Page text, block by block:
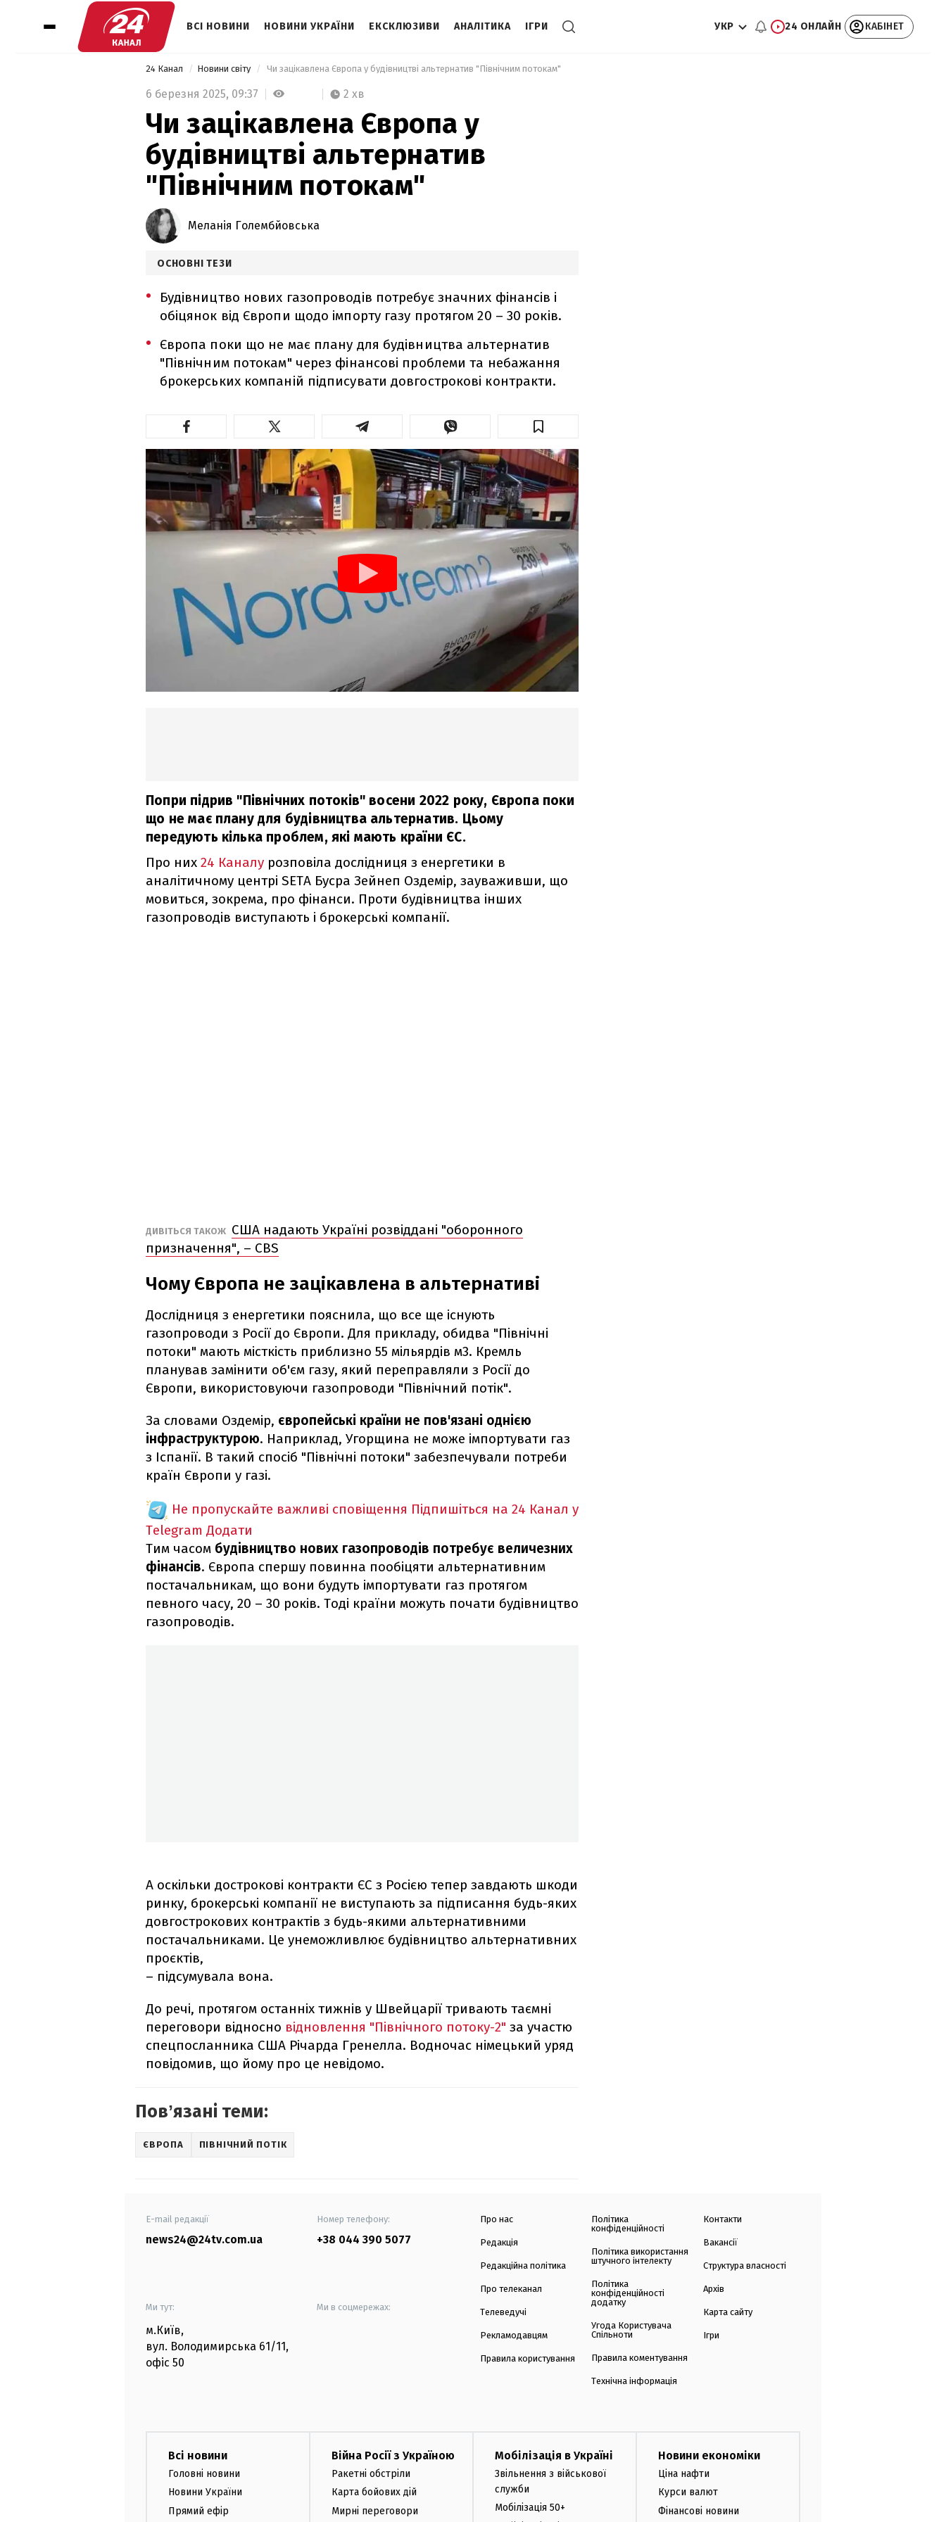
ВСІ НОВИНИ НОВИНИ УКРАЇНИ ЕКСКЛЮЗИВИ АНАЛІТИКА ІГРИ УКР 24 ОНЛАЙН КАБІНЕТ
24 Канал Новини світу Чи зацікавлена Європа у будівництві альтернатив "Північним потокам"
6 березня 2025, 09:37 2 хв
Чи зацікавлена Європа у
будівництві альтернатив
"Північним потокам"
Меланія Голембйовська
ОСНОВНІ ТЕЗИ
Будівництво нових газопроводів потребує значних фінансів і
обіцянок від Європи щодо імпорту газу протягом 20 – 30 років.
Європа поки що не має плану для будівництва альтернатив
"Північним потокам" через фінансові проблеми та небажання
брокерських компаній підписувати довгострокові контракти.
Попри підрив "Північних потоків" восени 2022 року, Європа поки
що не має плану для будівництва альтернатив. Цьому
передують кілька проблем, які мають країни ЄС.
Про них 24 Каналу розповіла дослідниця з енергетики в
аналітичному центрі SETA Бусра Зейнеп Оздемір, зауваживши, що
мовиться, зокрема, про фінанси. Проти будівництва інших
газопроводів виступають і брокерські компанії.
ДИВІТЬСЯ ТАКОЖ США надають Україні розвіддані "оборонного
призначення", – CBS
Чому Європа не зацікавлена в альтернативі
Дослідниця з енергетики пояснила, що все ще існують
газопроводи з Росії до Європи. Для прикладу, обидва "Північні
потоки" мають місткість приблизно 55 мільярдів м3. Кремль
планував замінити об'єм газу, який переправляли з Росії до
Європи, використовуючи газопроводи "Північний потік".
За словами Оздемір, європейські країни не пов'язані однією
інфраструктурою. Наприклад, Угорщина не може імпортувати газ
з Іспанії. В такий спосіб "Північні потоки" забезпечували потреби
країн Європи у газі.
Не пропускайте важливі сповіщення Підпишіться на 24 Канал у
Telegram Додати
Тим часом будівництво нових газопроводів потребує величезних
фінансів. Європа спершу повинна пообіцяти альтернативним
постачальникам, що вони будуть імпортувати газ протягом
певного часу, 20 – 30 років. Тоді країни можуть почати будівництво
газопроводів.
А оскільки дострокові контракти ЄС з Росією тепер завдають шкоди
ринку, брокерські компанії не виступають за підписання будь-яких
довгострокових контрактів з будь-якими альтернативними
постачальниками. Це унеможливлює будівництво альтернативних
проєктів,
– підсумувала вона.
До речі, протягом останніх тижнів у Швейцарії тривають таємні
переговори відносно відновлення "Північного потоку-2" за участю
спецпосланника США Річарда Гренелла. Водночас німецький уряд
повідомив, що йому про це невідомо.
Повʼязані теми:
ЄВРОПА ПІВНІЧНИЙ ПОТІК
E-mail редакції
news24@24tv.com.ua
Номер телефону:
+38 044 390 5077
Ми тут:
м.Київ,
вул. Володимирська 61/11,
офіс 50
Ми в соцмережах:
Про нас
Редакція
Редакційна політика
Про телеканал
Телеведучі
Рекламодавцям
Правила користування
Політика
конфіденційності
Політика використання
штучного інтелекту
Політика
конфіденційності
додатку
Угода Користувача
Спільноти
Правила коментування
Технічна інформація
Контакти
Вакансії
Структура власності
Архів
Карта сайту
Ігри
Всі новини
Головні новини
Новини України
Прямий ефір
Війна Росії з Україною
Ракетні обстріли
Карта бойових дій
Мирні переговори
Мобілізація в Україні
Звільнення з військової
служби
Мобілізація 50+
Новини економіки
Ціна нафти
Курси валют
Фінансові новини